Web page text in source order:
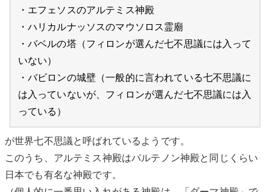
・エフェソスのアルテミス神殿
・ハリカルナッソスのマウソロス霊廟
・バベルの塔（フィロンが選んだ七不思議には入って
いない）
・バビロンの城壁（一般的に言われている七不思議に
は入っていないが、フィロンが選んだ七不思議には入
っている）
が世界七不思議と呼ばれているようです。
このうち、アルテミス神殿はパルテノン神殿と同じくらい
日本でも有名な神殿です。